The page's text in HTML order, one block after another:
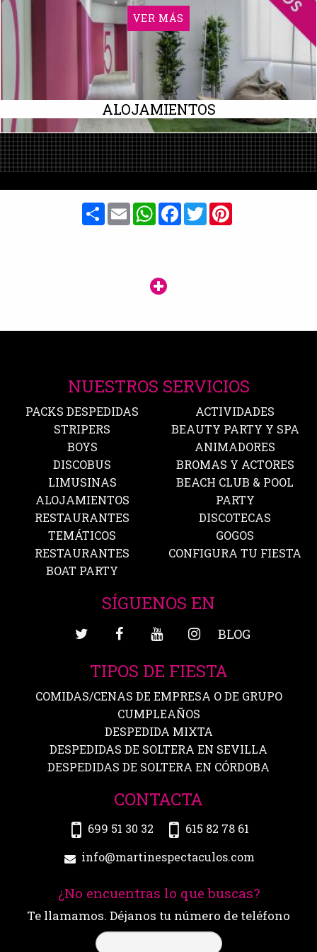
ALOJAMIENTOS
VER MÁS
ShareEmailWhatsAppFacebook
Twitter
NUESTROS SERVICIOS
PACKS DESPEDIDAS
STRIPERS
BOYS
DISCOBUS
LIMUSINAS
ALOJAMIENTOS
RESTAURANTES
TEMÁTICOS
RESTAURANTES
BOAT PARTY
ACTIVIDADES
BEAUTY PARTY Y SPA
ANIMADORES
BROMAS Y ACTORES
BEACH CLUB & POOL
PARTY
DISCOTECAS
GOGOS
CONFIGURA TU FIESTA
SÍGUENOS EN
BLOG
TIPOS DE FIESTA
COMIDAS/CENAS DE EMPRESA O DE GRUPO
CUMPLEAÑOS
DESPEDIDA MIXTA
DESPEDIDAS DE SOLTERA EN SEVILLA
DESPEDIDAS DE SOLTERA EN CÓRDOBA
CONTACTA
699 51 30 32
615 82 78 61
info@martinespectaculos.com
¿No encuentras lo que buscas?
Te llamamos. Déjanos tu número de teléfono